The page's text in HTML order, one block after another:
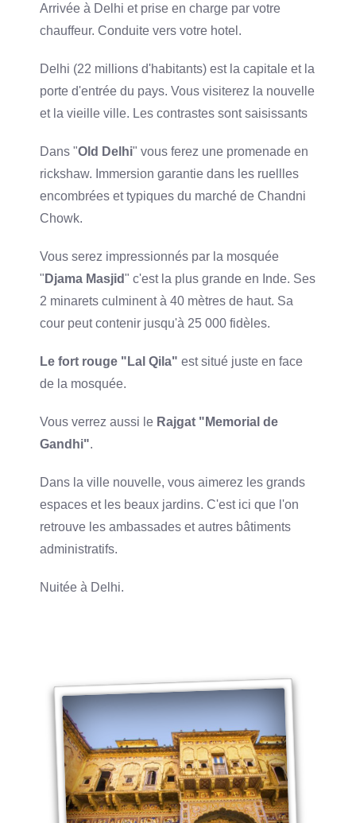
Arrivée à Delhi et prise en charge par votre
chauffeur. Conduite vers votre hotel.
Delhi (22 millions d'habitants) est la capitale et la
porte d'entrée du pays. Vous visiterez la nouvelle
et la vieille ville. Les contrastes sont saisissants
Dans "Old Delhi" vous ferez une promenade en
rickshaw. Immersion garantie dans les ruellles
encombrées et typiques du marché de Chandni
Chowk.
Vous serez impressionnés par la mosquée
" Djama Masjid" c'est la plus grande en Inde. Ses
2 minarets culminent à 40 mètres de haut. Sa
cour peut contenir jusqu'à 25 000 fidèles.
Le fort rouge "Lal Qila" est situé juste en face
de la mosquée.
Vous verrez aussi le Rajgat "Memorial de
Gandhi".
Dans la ville nouvelle, vous aimerez les grands
espaces et les beaux jardins. C'est ici que l'on
retrouve les ambassades et autres bâtiments
administratifs.
Nuitée à Delhi.